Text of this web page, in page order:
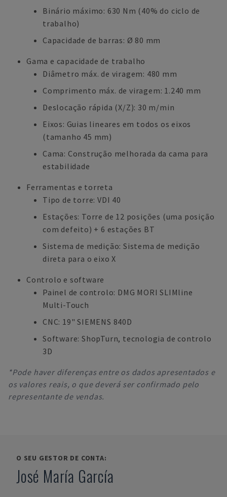
Binário máximo: 630 Nm (40% do ciclo de
trabalho)
Capacidade de barras: Ø 80 mm
Gama e capacidade de trabalho
Diâmetro máx. de viragem: 480 mm
Comprimento máx. de viragem: 1.240 mm
Deslocação rápida (X/Z): 30 m/min
Eixos: Guias lineares em todos os eixos
(tamanho 45 mm)
Cama: Construção melhorada da cama para
estabilidade
Ferramentas e torreta
Tipo de torre: VDI 40
Estações: Torre de 12 posições (uma posição
com defeito) + 6 estações BT
Sistema de medição: Sistema de medição
direta para o eixo X
Controlo e software
Painel de controlo: DMG MORI SLIMline
Multi-Touch
CNC: 19" SIEMENS 840D
Software: ShopTurn, tecnologia de controlo
3D
*Pode haver diferenças entre os dados apresentados e
os valores reais, o que deverá ser confirmado pelo
representante de vendas.
O SEU GESTOR DE CONTA:
José María García